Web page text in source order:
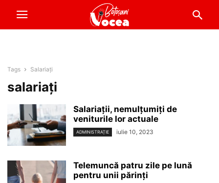
Tags Salariați
salariați
Salariații, nemulțumiți de
veniturile lor actuale
ADMINISTRAȚIE iulie 10, 2023
Telemuncă patru zile pe lună
pentru unii părinți